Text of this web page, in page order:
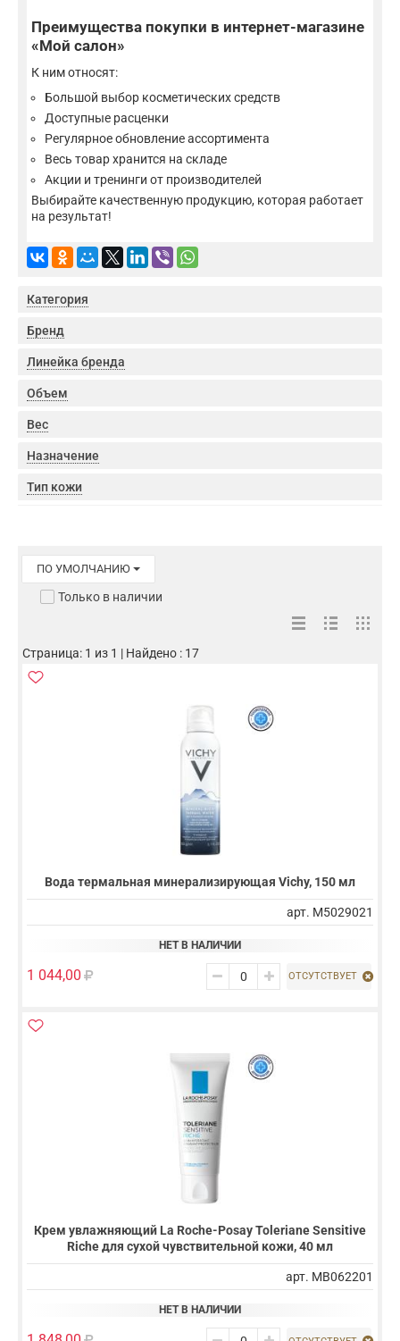
Преимущества покупки в интернет-магазине
«Мой салон»
К ним относят:
Большой выбор косметических средств
Доступные расценки
Регулярное обновление ассортимента
Весь товар хранится на складе
Акции и тренинги от производителей
Выбирайте качественную продукцию, которая работает
на результат!
Категория
Бренд
Линейка бренда
Объем
Вес
Назначение
Тип кожи
ПО УМОЛЧАНИЮ
Только в наличии
Страница: 1 из 1 | Найдено : 17
Вода термальная минерализирующая Vichy, 150 мл
арт. M5029021
НЕТ В НАЛИЧИИ
1 044,00 ОТСУТСТВУЕТ
Крем увлажняющий La Roche-Posay Toleriane Sensitive
Riche для сухой чувствительной кожи, 40 мл
арт. MB062201
НЕТ В НАЛИЧИИ